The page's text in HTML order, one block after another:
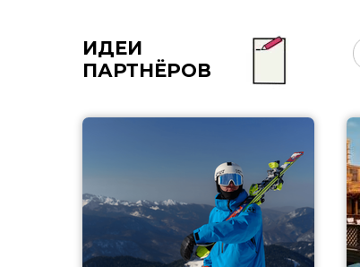
ИДЕИ
ПАРТНЁРОВ